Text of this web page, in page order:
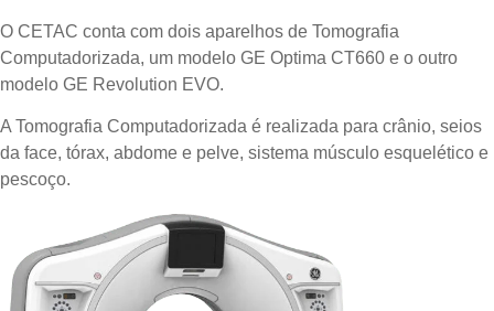
O CETAC conta com dois aparelhos de Tomografia
Computadorizada, um modelo GE Optima CT660 e o outro
modelo GE Revolution EVO.
A Tomografia Computadorizada é realizada para crânio, seios
da face, tórax, abdome e pelve, sistema músculo esquelético e
pescoço.